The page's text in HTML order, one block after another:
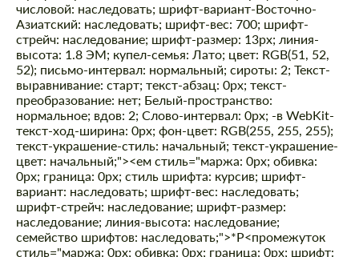
числовой: наследовать; шрифт-вариант-Восточно-
Азиатский: наследовать; шрифт-вес: 700; шрифт-
стрейч: наследование; шрифт-размер: 13px; линия-
высота: 1.8 ЭМ; купел-семья: Лато; цвет: RGB(51, 52,
52); письмо-интервал: нормальный; сироты: 2; Текст-
выравнивание: старт; текст-абзац: 0px; текст-
преобразование: нет; Белый-пространство:
нормальное; вдов: 2; Слово-интервал: 0px; -в WebKit-
текст-ход-ширина: 0px; фон-цвет: RGB(255, 255, 255);
текст-украшение-стиль: начальный; текст-украшение-
цвет: начальный;"><ем стиль="маржа: 0px; обивка:
0px; граница: 0px; стиль шрифта: курсив; шрифт-
вариант: наследовать; шрифт-вес: наследовать;
шрифт-стрейч: наследование; шрифт-размер:
наследование; линия-высота: наследование;
семейство шрифтов: наследовать;">*Р<промежуток
стиль="маржа: 0px; обивка: 0px; граница: 0px; шрифт: